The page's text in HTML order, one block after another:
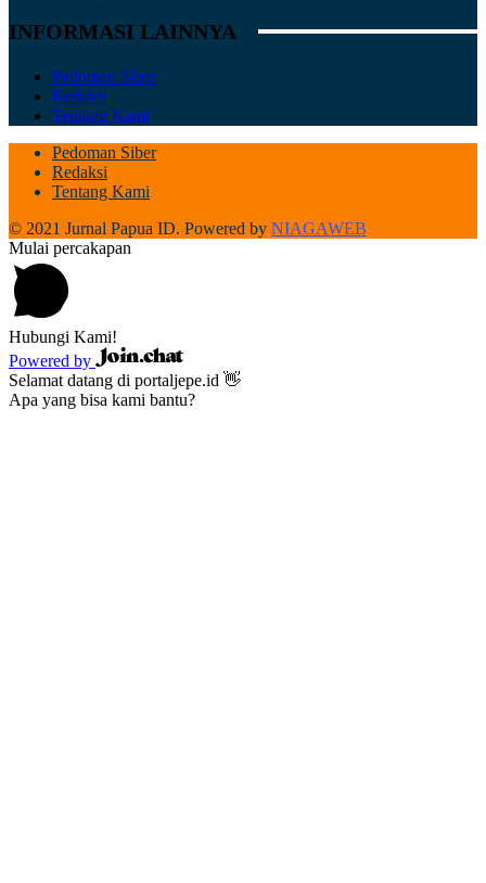
INFORMASI LAINNYA
Pedoman Siber
Redaksi
Tentang Kami
Pedoman Siber
Redaksi
Tentang Kami
© 2021 Jurnal Papua ID. Powered by NIAGAWEB
Mulai percakapan
Hubungi Kami!
Powered by
Selamat datang di portaljepe.id 👋
Apa yang bisa kami bantu?